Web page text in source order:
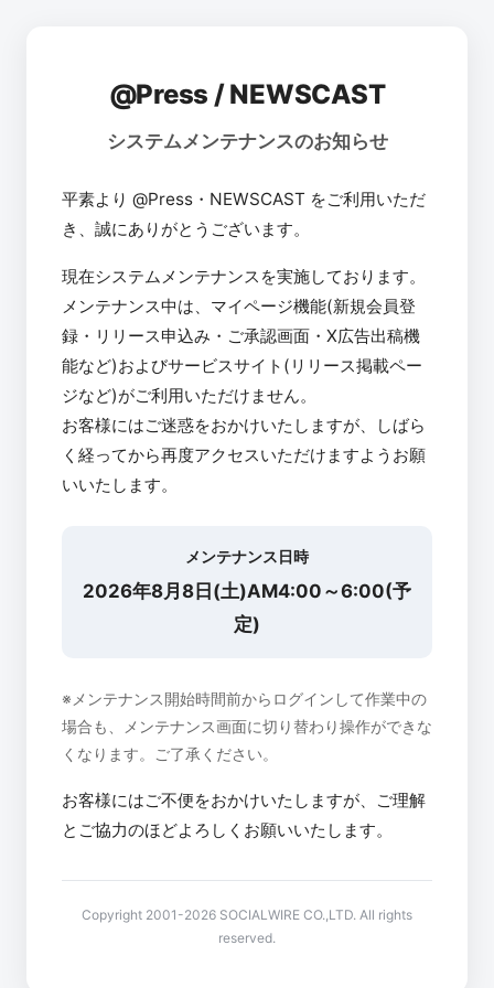
@Press / NEWSCAST
システムメンテナンスのお知らせ
平素より @Press・NEWSCAST をご利用いただ
き、誠にありがとうございます。
現在システムメンテナンスを実施しております。
メンテナンス中は、マイページ機能(新規会員登
録・リリース申込み・ご承認画面・X広告出稿機
能など)およびサービスサイト(リリース掲載ペー
ジなど)がご利用いただけません。
お客様にはご迷惑をおかけいたしますが、しばら
く経ってから再度アクセスいただけますようお願
いいたします。
メンテナンス日時
2026年8月8日(土)AM4:00～6:00(予
定)
※メンテナンス開始時間前からログインして作業中の
場合も、メンテナンス画面に切り替わり操作ができな
くなります。ご了承ください。
お客様にはご不便をおかけいたしますが、ご理解
とご協力のほどよろしくお願いいたします。
Copyright 2001-2026 SOCIALWIRE CO.,LTD. All rights
reserved.